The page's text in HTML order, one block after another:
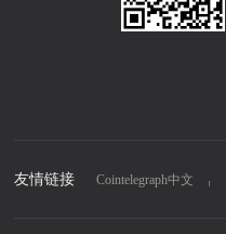
友情链接 Cointelegraph中文